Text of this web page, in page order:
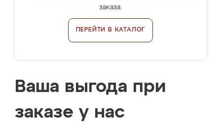
заказа.
ПЕРЕЙТИ В КАТАЛОГ
Ваша выгода при
заказе у нас